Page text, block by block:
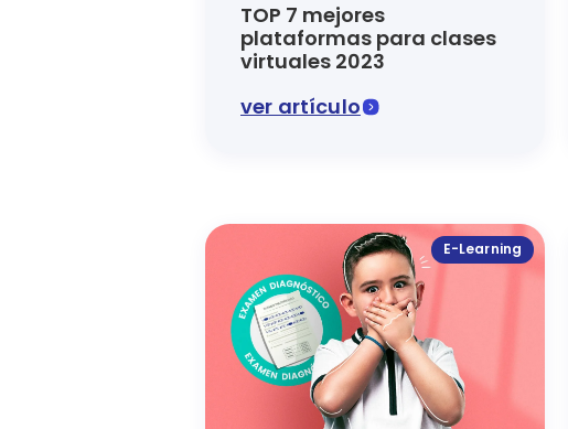
TOP 7 mejores
plataformas para clases
virtuales 2023
ver artículo
E-Learning